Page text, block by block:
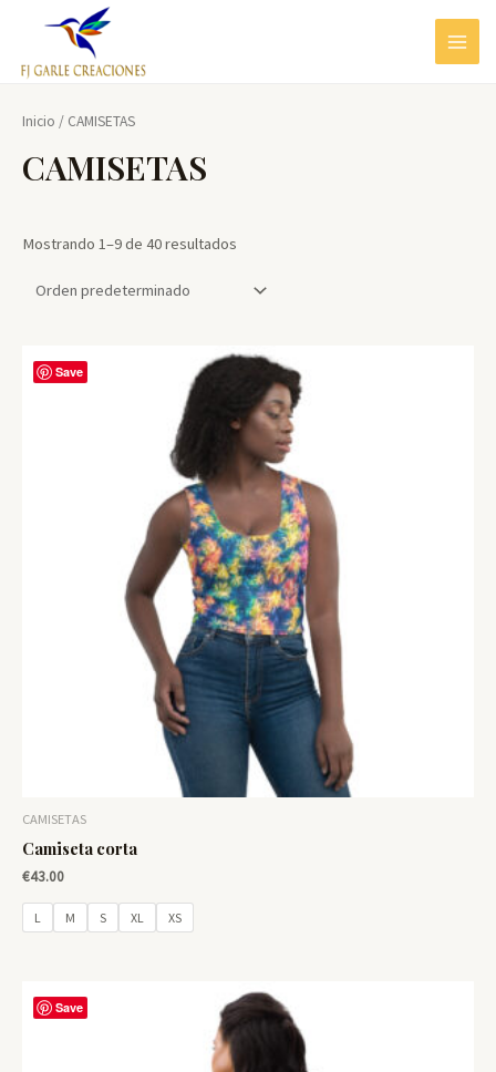
contenido
MAIN
Inicio / CAMISETAS
CAMISETAS
Mostrando 1–9 de 40 resultados
Save
CAMISETAS
Camiseta corta
€43.00
L M S XL XS
Save